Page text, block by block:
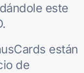
este
están
de